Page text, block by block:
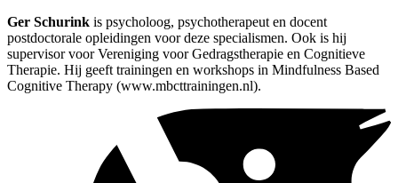
Ger Schurink is psycholoog, psychotherapeut en docent
postdoctorale opleidingen voor deze specialismen. Ook is hij
supervisor voor Vereniging voor Gedragstherapie en Cognitieve
Therapie. Hij geeft trainingen en workshops in Mindfulness Based
Cognitive Therapy (www.mbcttrainingen.nl).